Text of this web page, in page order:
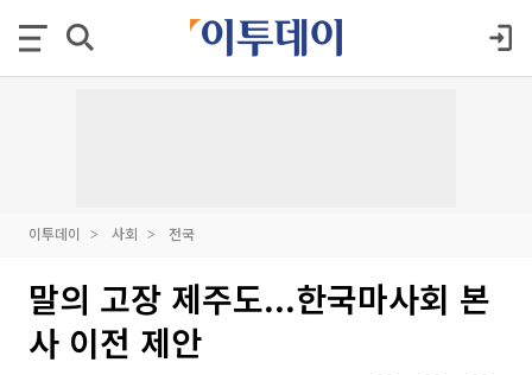
이투데이 사회 전국
말의 고장 제주도...한국마사회 본
사 이전 제안